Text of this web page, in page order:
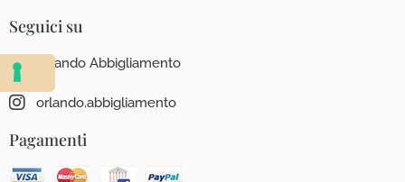
Seguici su
Orlando Abbigliamento
orlando.abbigliamento
Pagamenti